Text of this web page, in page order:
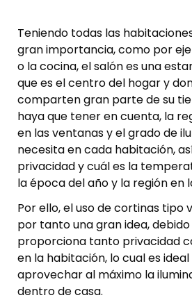
Teniendo todas las
gran importancia, como por
o la cocina, el salón es una
que es el centro del hogar y
comparten gran parte de su
haya que tener en cuenta, la
en las ventanas y el grado de
necesita en cada habitación,
privacidad y cuál es la
la época del año y la región en
Por ello, el uso de cortinas tipo
por tanto una gran idea,
proporciona tanto privacidad
en la habitación, lo cual es
aprovechar al máximo la
dentro de casa.